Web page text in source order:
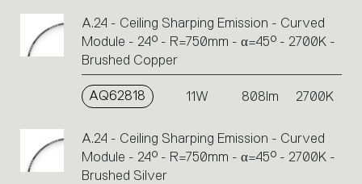
A.24 - Ceiling Sharping Emission - Curved
Module - 24° - R=750mm - α=45° - 2700K -
Brushed Copper
AQ62818 11W 808lm 2700K
A.24 - Ceiling Sharping Emission - Curved
Module - 24° - R=750mm - α=45° - 2700K -
Brushed Silver